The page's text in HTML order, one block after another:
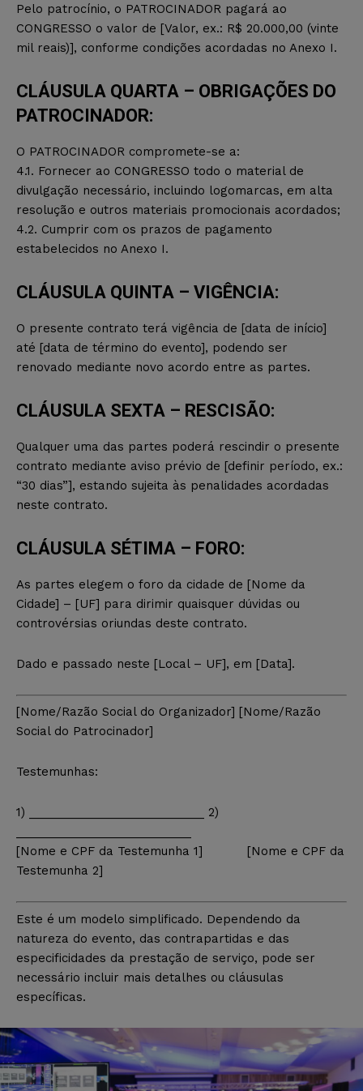
Pelo patrocínio, o PATROCINADOR pagará ao
CONGRESSO o valor de [Valor, ex.: R$ 20.000,00 (vinte
mil reais)], conforme condições acordadas no Anexo I.
CLÁUSULA QUARTA – OBRIGAÇÕES DO
PATROCINADOR:
O PATROCINADOR compromete-se a:
4.1. Fornecer ao CONGRESSO todo o material de
divulgação necessário, incluindo logomarcas, em alta
resolução e outros materiais promocionais acordados;
4.2. Cumprir com os prazos de pagamento
estabelecidos no Anexo I.
CLÁUSULA QUINTA – VIGÊNCIA:
O presente contrato terá vigência de [data de início]
até [data de término do evento], podendo ser
renovado mediante novo acordo entre as partes.
CLÁUSULA SEXTA – RESCISÃO:
Qualquer uma das partes poderá rescindir o presente
contrato mediante aviso prévio de [definir período, ex.:
“30 dias”], estando sujeita às penalidades acordadas
neste contrato.
CLÁUSULA SÉTIMA – FORO:
As partes elegem o foro da cidade de [Nome da
Cidade] – [UF] para dirimir quaisquer dúvidas ou
controvérsias oriundas deste contrato.
Dado e passado neste [Local – UF], em [Data].
[Nome/Razão Social do Organizador] [Nome/Razão
Social do Patrocinador]
Testemunhas:
1) ___________________________ 2)
[Nome e CPF da Testemunha 1] [Nome e CPF da
Testemunha 2]
Este é um modelo simplificado. Dependendo da
natureza do evento, das contrapartidas e das
especificidades da prestação de serviço, pode ser
necessário incluir mais detalhes ou cláusulas
específicas.